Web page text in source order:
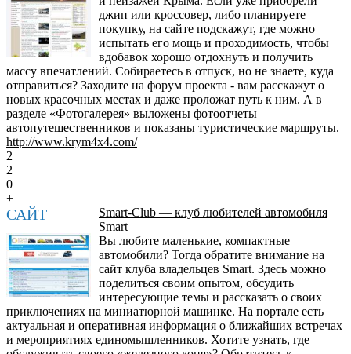
джип или кроссовер, либо планируете
покупку, на сайте подскажут, где можно
испытать его мощь и проходимость, чтобы
вдобавок хорошо отдохнуть и получить
массу впечатлений. Собираетесь в отпуск, но не знаете, куда
отправиться? Заходите на форум проекта - вам расскажут о
новых красочных местах и даже проложат путь к ним. А в
разделе «Фотогалерея» выложены фотоотчеты
автопутешественников и показаны туристические маршруты.
http://www.krym4x4.com/
2
2
0
+
САЙТ
Smart-Club — клуб любителей автомобиля
Smart
Вы любите маленькие, компактные
автомобили? Тогда обратите внимание на
сайт клуба владельцев Smart. Здесь можно
поделиться своим опытом, обсудить
интересующие темы и рассказать о своих
приключениях на миниатюрной машинке. На портале есть
актуальная и оперативная информация о ближайших встречах
и мероприятиях единомышленников. Хотите узнать, где